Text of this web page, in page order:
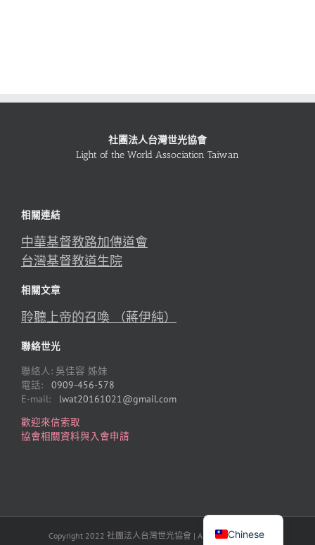
社團法人台灣世光協會
Light of the World Association Taiwan
相關連結
中華基督教路加傳道會
台灣基督教道生院
相關文章
聆聽上帝的召喚 （蔣伊純）
聯絡世光
聯絡人: 吳佳容 姊妹
電話: 0909-456-578
E-mail: lwat20161021@gmail.com
歡迎來信索取
協會相關資料與入會申請
Copyright 2022 社團法人台灣世光協會 | All Rights Reserved
Chinese